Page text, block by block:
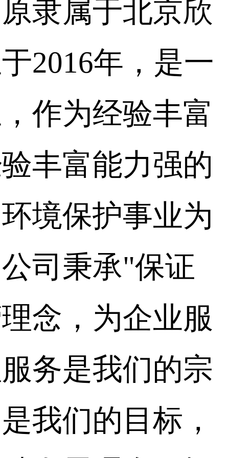
隶属于北京欣
2016年，是一
作为经验丰富
丰富能力强的
境保护事业为
司秉承"保证
念，为企业服
务是我们的宗
我们的目标，